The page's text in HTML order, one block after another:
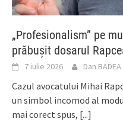
„Profesionalism” pe
prăbușit dosarul
7 iulie 2026 Dan BADEA
Cazul avocatului Mihai
un simbol incomod al
mai corect spus, [...]